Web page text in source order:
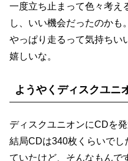
一度立ち止まって色々考え
し、いい機会だったのかも。
やっぱり走るって気持ちい
嬉しいな。
ようやくディスクユ
ディスクユニオンにCDを発
結局CDは340枚くらいでし
ていたけど、そんなもんで